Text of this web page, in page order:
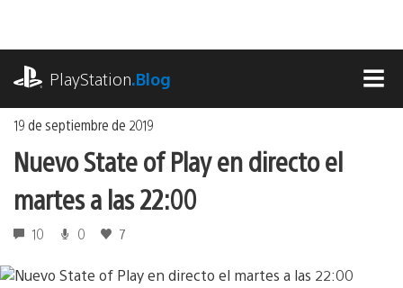
contenido
PlayStation.Blog
19 de septiembre de 2019
Nuevo State of Play en directo el
martes a las 22:00
10 0 7